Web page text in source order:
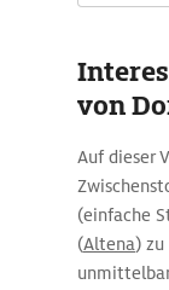
von
Auf dieser
(einfache
(Altena) zu